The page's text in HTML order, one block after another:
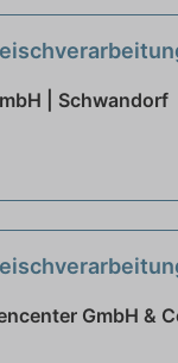
| Schwandorf
GmbH &